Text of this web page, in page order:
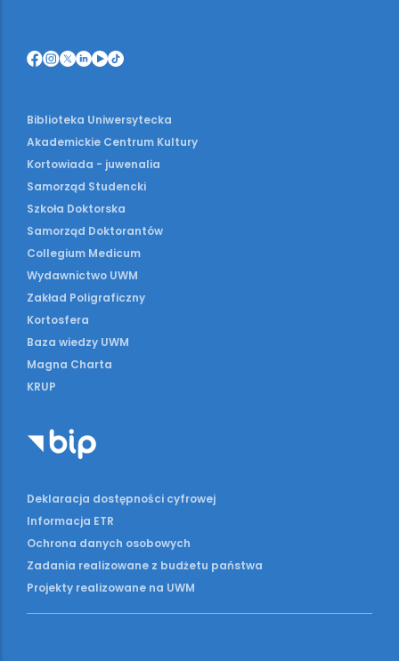
Biblioteka Uniwersytecka
Akademickie Centrum Kultury
Kortowiada - juwenalia
Samorząd Studencki
Szkoła Doktorska
Samorząd Doktorantów
Collegium Medicum
Wydawnictwo UWM
Zakład Poligraficzny
Kortosfera
Baza wiedzy UWM
Magna Charta
KRUP
Deklaracja dostępności cyfrowej
Informacja ETR
Ochrona danych osobowych
Zadania realizowane z budżetu państwa
Projekty realizowane na UWM